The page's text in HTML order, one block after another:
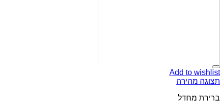
Add to wishlist
תצוגה מהירה
ברירת מחדל